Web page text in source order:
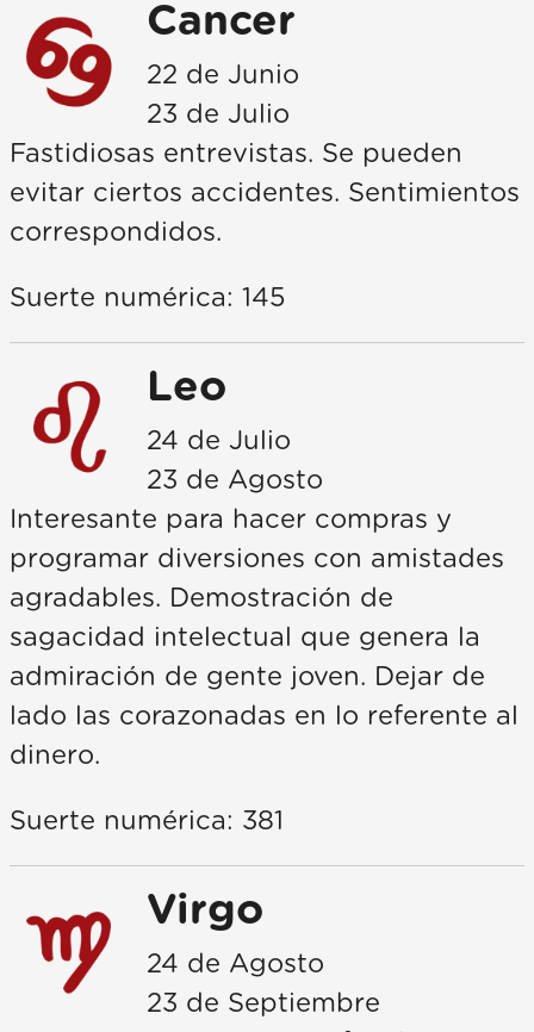
Cancer
22 de Junio
23 de Julio
Fastidiosas entrevistas. Se pueden
evitar ciertos accidentes. Sentimientos
correspondidos.
Suerte numérica: 145
Leo
24 de Julio
23 de Agosto
Interesante para hacer compras y
programar diversiones con amistades
agradables. Demostración de
sagacidad intelectual que genera la
admiración de gente joven. Dejar de
lado las corazonadas en lo referente al
dinero.
Suerte numérica: 381
Virgo
24 de Agosto
23 de Septiembre